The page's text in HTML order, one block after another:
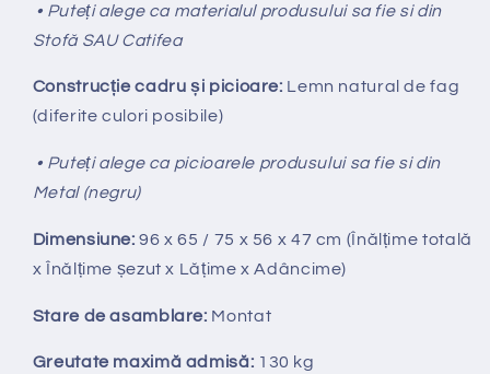
• Puteți alege ca materialul produsului sa fie si din
Stofă SAU Catifea
Construcție cadru și picioare: Lemn natural de fag
(diferite culori posibile)
• Puteți alege ca picioarele produsului sa fie si din
Metal (negru)
Dimensiune: 96 x 65 / 75 x 56 x 47 cm (Înălțime totală
x Înălțime șezut x Lățime x Adâncime)
Stare de asamblare: Montat
Greutate maximă admisă: 130 kg